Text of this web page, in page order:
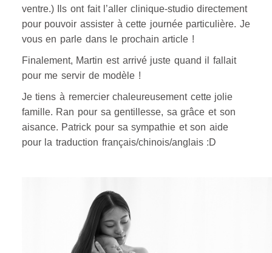
ventre.) Ils ont fait l’aller clinique-studio directement
pour pouvoir assister à cette journée particulière. Je
vous en parle dans le prochain article !
Finalement, Martin est arrivé juste quand il fallait
pour me servir de modèle !
Je tiens à remercier chaleureusement cette jolie
famille. Ran pour sa gentillesse, sa grâce et son
aisance. Patrick pour sa sympathie et son aide
pour la traduction français/chinois/anglais :D